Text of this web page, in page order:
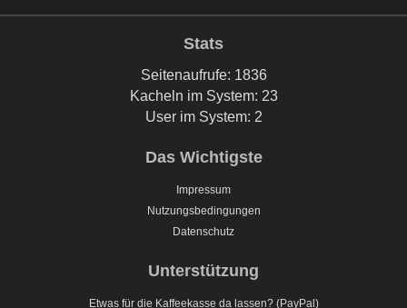
Stats
Seitenaufrufe: 1836
Kacheln im System: 23
User im System: 2
Das Wichtigste
Impressum
Nutzungsbedingungen
Datenschutz
Unterstützung
Etwas für die Kaffeekasse da lassen? (PayPal)